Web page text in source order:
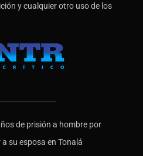
y cualquier otro uso de los
de prisión a hombre por
su esposa en Tonalá